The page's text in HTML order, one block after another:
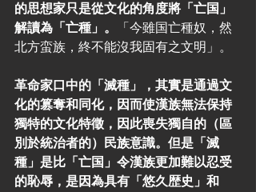
的思想家只是從文化的角度將「亡国」
解讀為「亡種」。
「今雖国亡種奴，然
北方蛮族，終不能沒我固有之文明」。
革命家口中的「滅種」，其實是通過文
化的篡奪和同化，因而使漢族無法保持
獨特的文化特徵，因此喪失獨自的（區
別於統治者的）民族意識。但是「滅
種」是比「亡国」令漢族更加難以忍受
的恥辱，是因為具有「悠久歴史」和